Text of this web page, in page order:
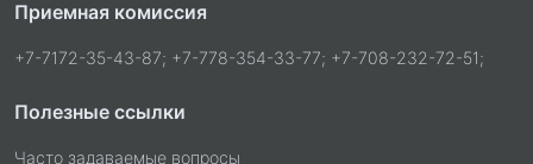
Приемная комиссия
+7-7172-35-43-87; +7-778-354-33-77; +7-708-232-72-51;
Полезные ссылки
Часто задаваемые вопросы